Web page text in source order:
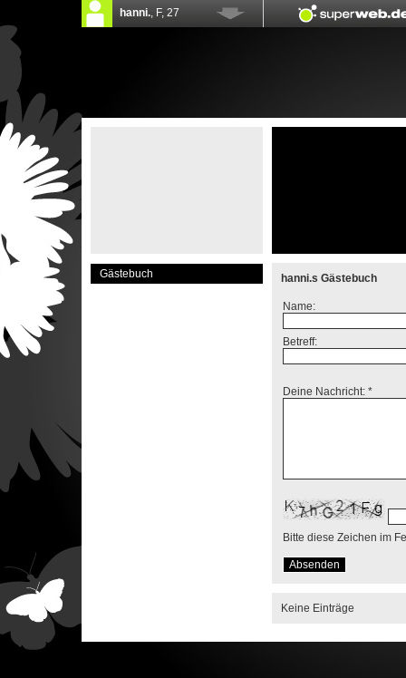
Gästebuch hanni.s Gästebuch
Name:
Betreff:
Deine Nachricht: *
Bitte diese Zeichen im
Keine Einträge